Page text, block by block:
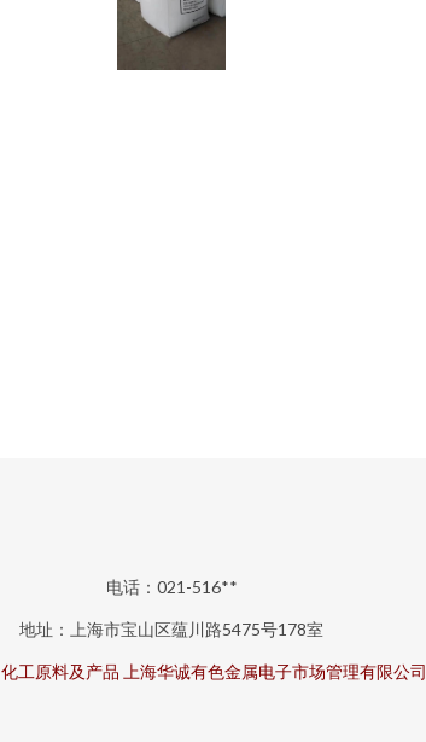
电话：021-516**
地址：上海市宝山区蕴川路5475号178室
化工原料及产品 上海华诚有色金属电子市场管理有限公司